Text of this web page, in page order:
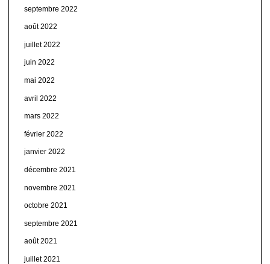
septembre 2022
août 2022
juillet 2022
juin 2022
mai 2022
avril 2022
mars 2022
février 2022
janvier 2022
décembre 2021
novembre 2021
octobre 2021
septembre 2021
août 2021
juillet 2021